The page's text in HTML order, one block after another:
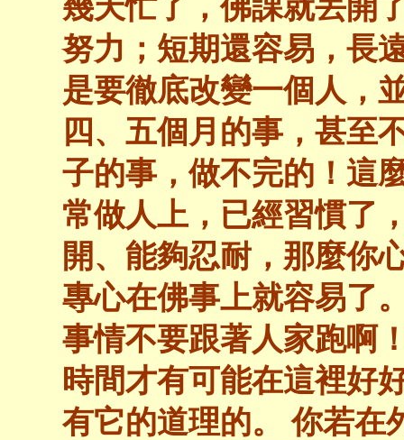
幾天忙了，佛課就丟開
努力；短期還容易，長
是要徹底改變一個人，
四、五個月的事，甚至
子的事，做不完的！這
常做人上，已經習慣了
開、能夠忍耐，那麼你
專心在佛事上就容易了
事情不要跟著人家跑啊
時間才有可能在這裡好
有它的道理的。 你若在